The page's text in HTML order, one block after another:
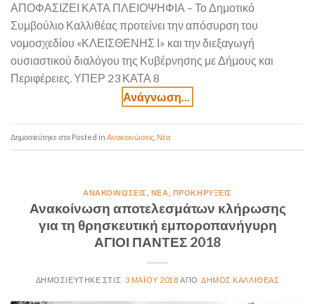
ΑΠΟΦΑΣΙΖΕΙ ΚΑΤΑ ΠΛΕΙΟΨΗΦΙΑ – Το Δημοτικό
Συμβούλιο Καλλιθέας προτείνει την απόσυρση του
νομοσχεδίου «ΚΛΕΙΣΘΕΝΗΣ Ι» και την διεξαγωγή
ουσιαστικού διαλόγου της Κυβέρνησης με Δήμους και
Περιφέρειες. ΥΠΕΡ 23 ΚΑΤΑ 8
Posted in Ανακοινώσεις Νέα
ΑΝΑΚΟΙΝΏΣΕΙΣ ΝΈΑ ΠΡΟΚΗΡΎΞΕΙΣ
Ανακοίνωση αποτελεσμάτων κλήρωσης
για τη θρησκευτική εμποροπανήγυρη
ΑΓΙΟΙ ΠΑΝΤΕΣ 2018
3 ΜΑΪ́ΟΥ 2018 ΔΉΜΟΣ ΚΑΛΛΙΘΈΑΣ